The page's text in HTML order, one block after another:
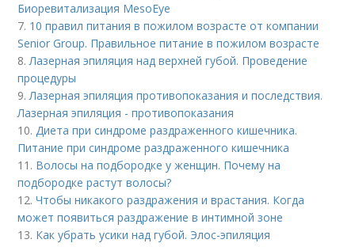
Биоревитализация MesoEye
7. 10 правил питания в пожилом возрасте от компании
Senior Group. Правильное питание в пожилом возрасте
8.Лазерная эпиляция над верхней губой. Проведение
процедуры
9.Лазерная эпиляция противопоказания и последствия.
Лазерная эпиляция - противопоказания
10.Диета при синдроме раздраженного кишечника.
Питание при синдроме раздраженного кишечника
11. Волосы на подбородке у женщин. Почему на
подбородке растут волосы?
12.Чтобы никакого раздражения и врастания. Когда
может появиться раздражение в интимной зоне
13. Как убрать усики над губой. Элос-эпиляция